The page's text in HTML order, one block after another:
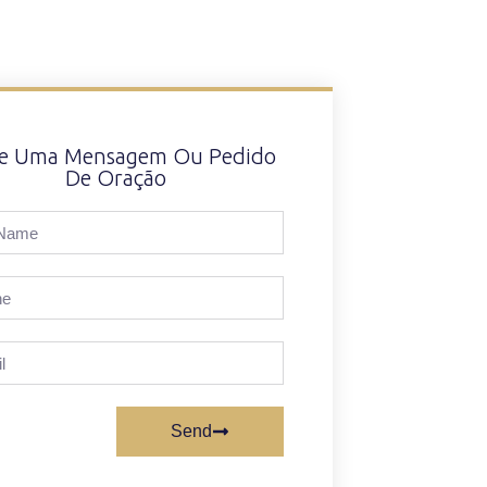
Uma Mensagem Ou Pedido
De Oração
Send